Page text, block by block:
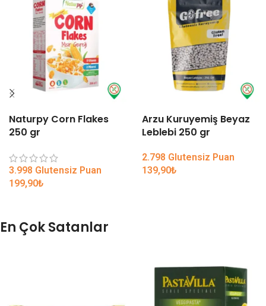
Naturpy Corn Flakes
250 gr
3.998 Glutensiz Puan
199,90₺
Arzu Kuruyemiş Beyaz
Leblebi 250 gr
2.798 Glutensiz Puan
139,90₺
En Çok Satanlar